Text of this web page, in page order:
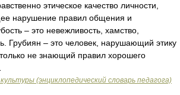
этическое качество личности,
нарушение правил общения и
– это невежливость, хамство,
Грубиян – это человек, нарушающий этику
не знающий правил хорошего
(энциклопедический словарь педагога)